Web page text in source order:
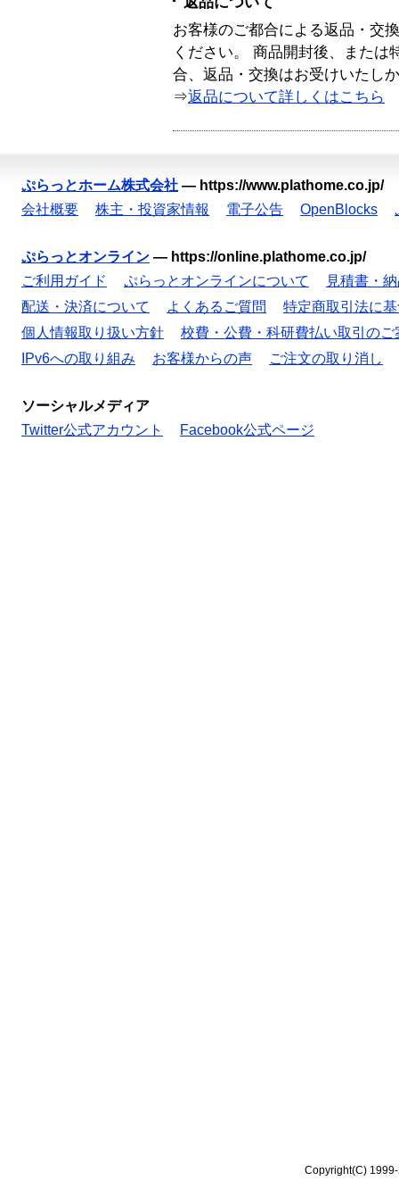
お客様のご都合による返品・交
ください。 商品開封後、または
合、返品・交換はお受けいたし
⇒返品について詳しくはこちら
ぷらっとホーム株式会社 — https://www.plathome.co.jp/
会社概要
株主・投資家情報 電子公告 OpenBlocks
ぷらっとオンライン — https://online.plathome.co.jp/
ご利用ガイド
ぷらっとオンラインについて
見積書・
配送・決済について
よくあるご質問
特定商取引法に
個人情報取り扱い方針
校費・公費・科研費払い取引のご
IPv6への取り組み
お客様からの声 ご注文の取り消し
ソーシャルメディア
Twitter公式アカウント
Facebook公式ページ
Copyright(C)